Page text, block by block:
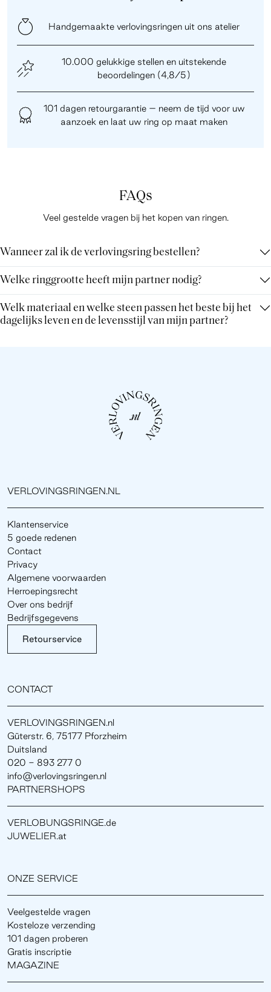
Handgemaakte verlovingsringen uit ons atelier
10.000 gelukkige stellen en uitstekende
beoordelingen (4,8/5)
101 dagen retourgarantie – neem de tijd voor uw
aanzoek en laat uw ring op maat maken
FAQs
Veel gestelde vragen bij het kopen van ringen.
Wanneer zal ik de verlovingsring bestellen?
Welke ringgrootte heeft mijn partner nodig?
Welk materiaal en welke steen passen het beste bij het
dagelijks leven en de levensstijl van mijn partner?
VERLOVINGSRINGEN.NL
Klantenservice
5 goede redenen
Contact
Privacy
Algemene voorwaarden
Herroepingsrecht
Over ons bedrijf
Bedrijfsgegevens
Retourservice
CONTACT
VERLOVINGSRINGEN.nl
Güterstr. 6, 75177 Pforzheim
Duitsland
020 - 893 277 0
info@verlovingsringen.nl
PARTNERSHOPS
VERLOBUNGSRINGE.de
JUWELIER.at
ONZE SERVICE
Veelgestelde vragen
Kosteloze verzending
101 dagen proberen
Gratis inscriptie
MAGAZINE